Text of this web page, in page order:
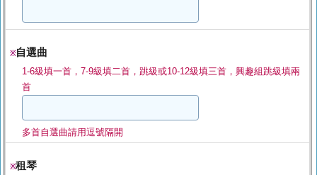
※自選曲
1-6級填一首，7-9級填二首，跳級或10-12級填三首，興趣組跳級填兩
首
多首自選曲請用逗號隔開
※租琴